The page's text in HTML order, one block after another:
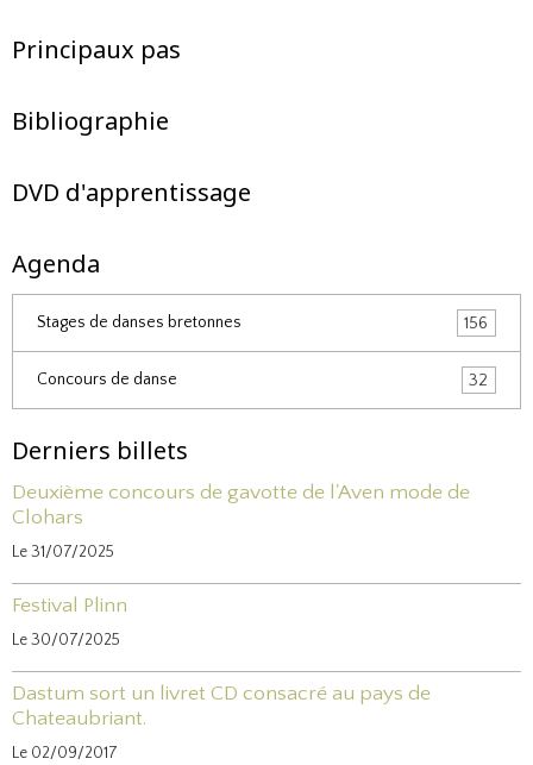
Principaux pas
Bibliographie
DVD d'apprentissage
Agenda
Stages de danses bretonnes 156
Concours de danse 32
Derniers billets
Deuxième concours de gavotte de l'Aven mode de
Clohars
Le 31/07/2025
Festival Plinn
Le 30/07/2025
Dastum sort un livret CD consacré au pays de
Chateaubriant.
Le 02/09/2017